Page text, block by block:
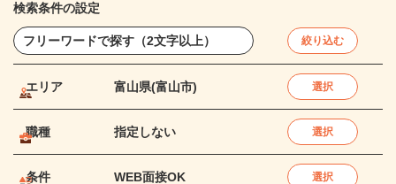
検索条件の設定
絞り込む
エリア 富山県(富山市) 選択
職種 指定しない 選択
条件 WEB面接OK 選択